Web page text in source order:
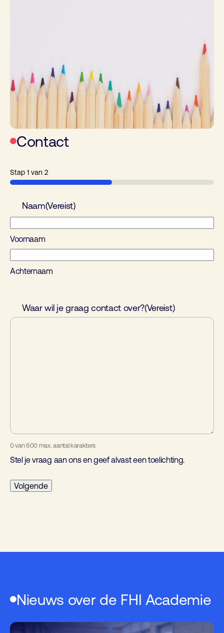
Contact
Stap 1 van 2
50%
Naam(Vereist)
Voornaam
Achternaam
Waar wil je graag contact over?(Vereist)
0 van 600 max. aantal karakters
Stel je vraag aan ons en geef alvast een toelichting.
Nieuws over de FHI Academie